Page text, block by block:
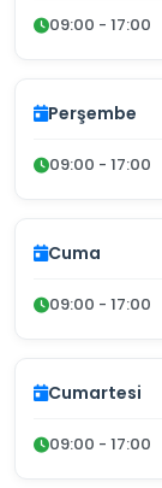
09:00 - 17:00
Perşembe
09:00 - 17:00
Cuma
09:00 - 17:00
Cumartesi
09:00 - 17:00